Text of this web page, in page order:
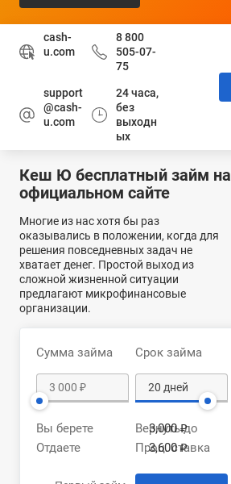
cash-
u.com
8 800
505-07-
75
support
@cash-
u.com
24 часа,
без
выходн
ых
Кеш Ю бесплатный займ на
официальном сайте
Многие из нас хотя бы раз
оказывались в положении, когда для
решения повседневных задач не
хватает денег. Простой выход из
сложной жизненной ситуации
предлагают микрофинансовые
организации.
Сумма займа Срок займа
Вы берете
3,000 ₽
Отдаете
3,600 ₽
Вернуть до
Проц. ставка